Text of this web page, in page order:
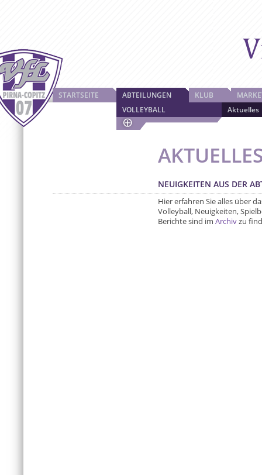
STARTSEITE
ABTEILUNGEN
VOLLEYBALL
Aktuelles
KLUB
NEUIGKEITEN AUS DER
Hier erfahren Sie alles über
Volleyball, Neuigkeiten,
Berichte sind im Archivzu